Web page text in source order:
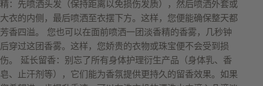
精：先喷洒头发（保持距离以免损伤发质），然后喷洒外套或
大衣的内侧，最后喷洒至衣摆下方。这样，您便能确保整天都
芳香四溢。 您也可以在面前喷洒一团淡香精的香雾，几秒钟
后穿过这团香雾。这样，您娇贵的衣物或珠宝便不会受到损
伤。 延长留香：别忘了所有身体护理衍生产品（身体乳、香
皂、止汗剂等），它们能为香氛提供更持久的留香效果。如果